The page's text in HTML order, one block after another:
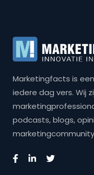
Marketingfacts is
iedere dag vers. Wij
podcasts, blogs,